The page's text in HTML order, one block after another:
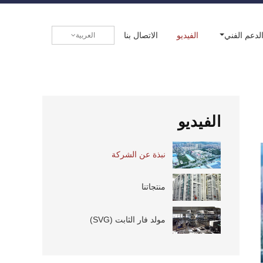
العربية الدعم الفني الفيديو الاتصال بنا
الفيديو
نبذة عن الشركة
منتجاتنا
مولد فار الثابت (SVG)